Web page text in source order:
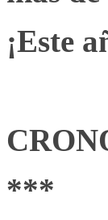
¡Este
***